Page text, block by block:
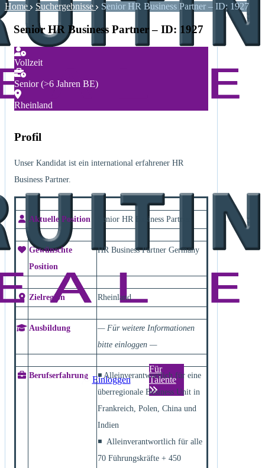
Einloggen
Für
Talente
Home Suchergebnisse Senior HR Business Partner – ID: 1927
Senior HR Business Partner – ID: 1927
Vollzeit
Senior (>6 Jahren BE)
Rheinland
Profil
Unser Kandidat ist ein international erfahrener HR
Business Partner.
Aktuelle Position Senior HR Business Partner
Gewünschte
Position
HR Business Partner Germany
Zielregion Rheinland
Ausbildung
— Für weitere Informationen
bitte einloggen —
Berufserfahrung
◾ Alleinverantwortlich für eine
überregionale Business Unit in
Frankreich, Polen, China und
Indien
◾ Alleinverantwortlich für alle
70 Führungskräfte + 450